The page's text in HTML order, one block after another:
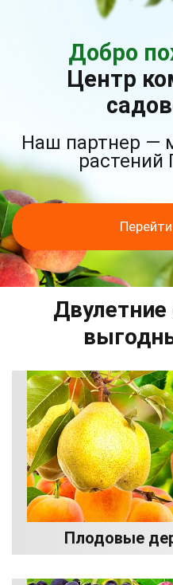
Добро
Центр
Наш партнер —
растений
Плодовые